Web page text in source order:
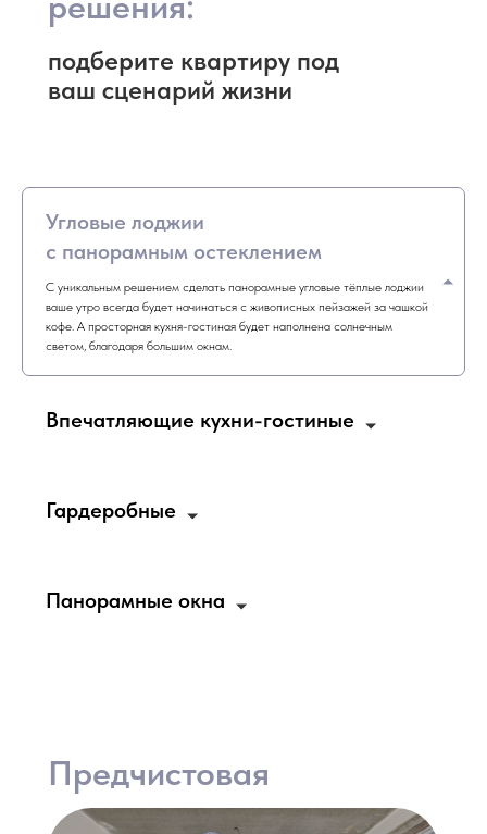
подберите квартиру под
ваш сценарий жизни
Угловые лоджии
с панорамным остеклением
С уникальным решением сделать панорамные угловые тёплые лоджии
ваше утро всегда будет начинаться с живописных пейзажей за чашкой
кофе. А просторная кухня-гостиная будет наполнена солнечным
светом, благодаря большим окнам.
Впечатляющие кухни-гостиные
Гардеробные
Панорамные окна
Предчистовая
отделка